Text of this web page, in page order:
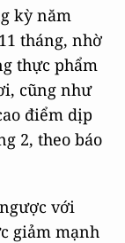
kỳ năm
tháng, nhờ
thực phẩm
cũng như
điểm dịp
2, theo báo
với
giảm mạnh